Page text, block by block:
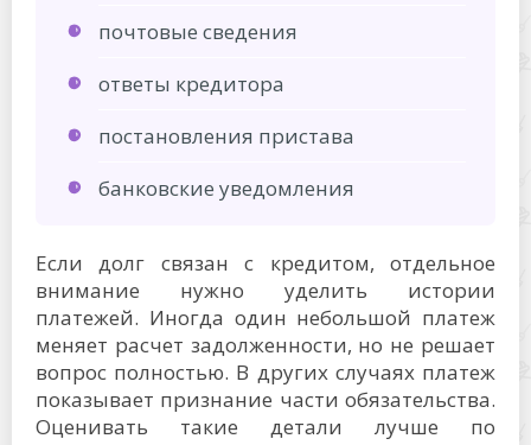
почтовые сведения
ответы кредитора
постановления пристава
банковские уведомления
Если долг связан с кредитом, отдельное
внимание нужно уделить истории
платежей. Иногда один небольшой платеж
меняет расчет задолженности, но не решает
вопрос полностью. В других случаях платеж
показывает признание части обязательства.
Оценивать такие детали лучше по